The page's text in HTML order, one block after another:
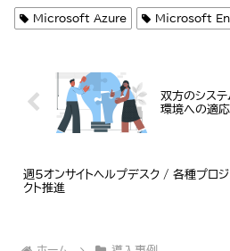
Microsoft Azure Microsoft
双方のシス
環境への適応
週5オンサイトヘルプデスク / 各種プロジ
クト推進